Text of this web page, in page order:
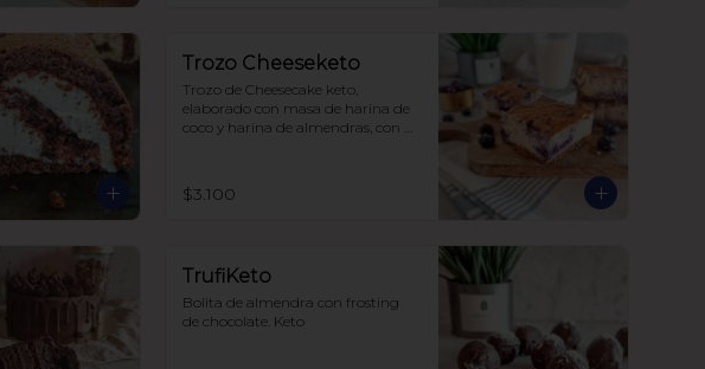
Trozo Cheeseketo
Trozo de Cheesecake keto,
elaborado con masa de harina de
coco y harina de almendras, con
azúcar, todo endulzado con
alulosa.
$3.100
TrufiKeto
Bolita de almendra con frosting
de chocolate. Keto